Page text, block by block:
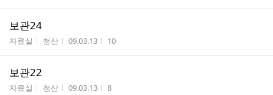
보관24
게시판명
자료실 작성자
청산 작성시간
09.03.13 조회수
10
보관22
게시판명
자료실 작성자
청산 작성시간
09.03.13 조회수
8